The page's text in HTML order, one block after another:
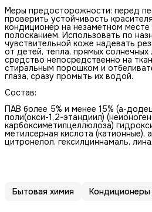
Меры предосторожности: перед
проверить устойчивость
кондиционер на незаметном
полосканием. Использовать по
чувствительной коже надевать
от детей, тепла, прямых солнечных
средство непосредственно на
стиральным порошком и
глаза, сразу промыть их водой.
Состав:
ПАВ более 5% и менее 15% (а-
поли(окси-1,2-этандиил)
карбоксиметилцеллюлоза)
метилсерная кислота (катионные),
цитронелол, гексилциннамаль,
Бытовая химия Кондиционеры